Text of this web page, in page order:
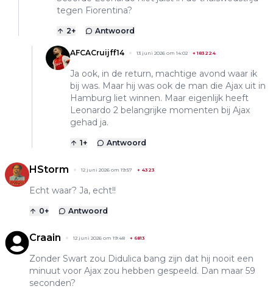
tegen Fiorentina?
2+ Antwoord
AFCACruijff14 13 juni 2026 om 14:02 +183224
Ja ook, in de return, machtige avond waar ik
bij was. Maar hij was ook de man die Ajax uit in
Hamburg liet winnen. Maar eigenlijk heeft
Leonardo 2 belangrijke momenten bij Ajax
gehad ja.
1+ Antwoord
HStorm 12 juni 2026 om 19:57 + 4323
Echt waar? Ja, echt!!
0+ Antwoord
Craain 12 juni 2026 om 19:48 + 6813
Zonder Swart zou Didulica bang zijn dat hij nooit een
minuut voor Ajax zou hebben gespeeld. Dan maar 59
seconden?